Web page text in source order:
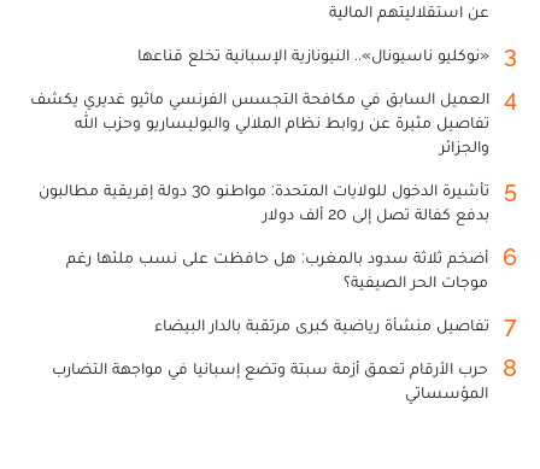
عن استقلاليتهم المالية
3 «نوكليو ناسيونال».. النيونازية الإسبانية تخلع قناعها
4
العميل السابق في مكافحة التجسس الفرنسي ماثيو غديري يكشف
تفاصيل مثيرة عن روابط نظام الملالي والبوليساريو وحزب الله
والجزائر
5
تأشيرة الدخول للولايات المتحدة: مواطنو 30 دولة إفريقية مطالبون
بدفع كفالة تصل إلى 20 ألف دولار
6
أضخم ثلاثة سدود بالمغرب: هل حافظت على نسب ملئها رغم
موجات الحر الصيفية؟
7 تفاصيل منشأة رياضية كبرى مرتقبة بالدار البيضاء
8
حرب الأرقام تعمق أزمة سبتة وتضع إسبانيا في مواجهة التضارب
المؤسساتي